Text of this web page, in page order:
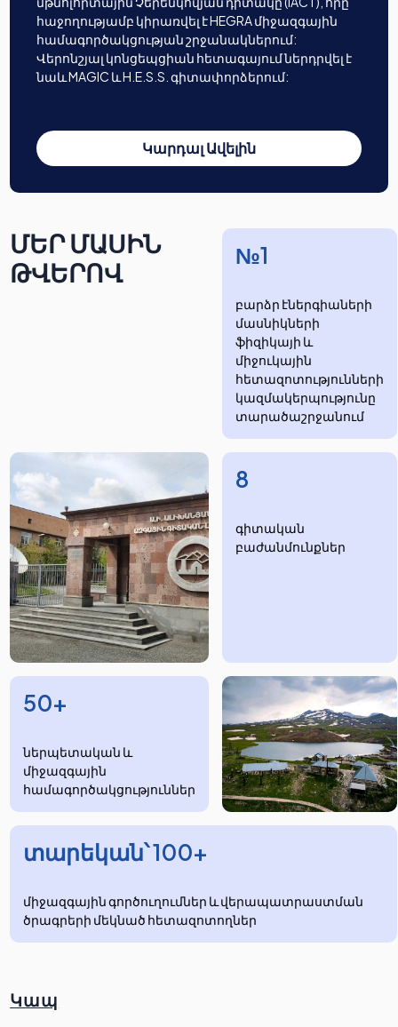
հաջողությամբ կիրառվել է HEGRA միջազգային
համագործակցության շրջանակներում:
Վերոնշյալ կոնցեպցիան հետագայում ներդրվել է
նաև MAGIC և H.E.S.S. գիտափորձերում:
Կարդալ Ավելին
ՄԵՐ ՄԱՍԻՆ
ԹՎԵՐՈՎ
№1
բարձր էներգիաների
մասնիկների
ֆիզիկայի և
միջուկային
հետազոտությունների
​​​​կազմակերպությունը
տարածաշրջանում
8
​​​գիտական
բաժանմունքներ
50+
ներպետական և
միջազգային
համագործակցություններ
տարեկան՝ 100+
միջազգային գործուղումներ և վերապատրաստման
ծրագրերի մեկնած հետազոտողներ
Կապ